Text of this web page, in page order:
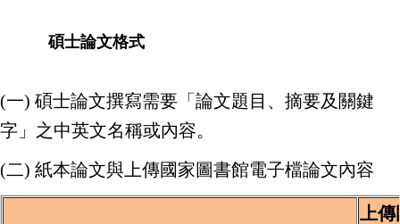
碩士論文格式
(一) 碩士論文撰寫需要 「 論文題目、摘要及關鍵
字 」之中英文名稱或內容。
(二) 紙本論文與上傳國家圖書館電子檔論文內容
上傳